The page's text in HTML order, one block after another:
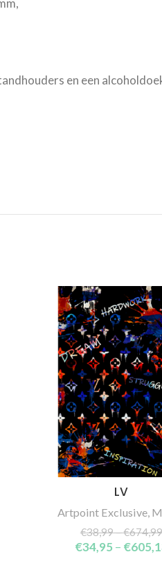
en een
SELECT OPTIONS
LV
Artpoint Exclusive,
€38,99–€674,99
€34,95 – €